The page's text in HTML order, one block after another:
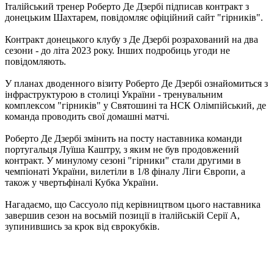
Італійський тренер Роберто Де Дзербі підписав контракт з
донецьким Шахтарем, повідомляє офіційний сайт "гірників".
Контракт донецького клубу з Де Дзербі розрахований на два
сезони - до літа 2023 року. Інших подробиць угоди не
повідомляють.
У планах дводенного візиту Роберто Де Дзербі ознайомиться з
інфраструктурою в столиці України - тренувальним
комплексом "гірників" у Святошині та НСК Олімпійський, де
команда проводить свої домашні матчі.
Роберто Де Дзербі змінить на посту наставника команди
португальця Луїша Каштру, з яким не був продовжений
контракт. У минулому сезоні "гірники" стали другими в
чемпіонаті України, вилетіли в 1/8 фіналу Ліги Європи, а
також у чвертьфіналі Кубка України.
Нагадаємо, що Сассуоло під керівництвом цього наставника
завершив сезон на восьмій позиції в італійській Серії А,
зупинившись за крок від єврокубків.